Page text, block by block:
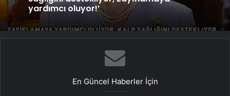
yardımcı oluyor!’
En Güncel Haberler İçin